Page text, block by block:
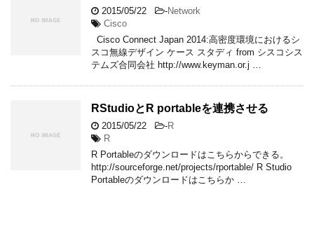
2015/05/22 -Network
Cisco
Cisco Connect Japan 2014:高密度環境におけるシ
スコ無線デザイン ケース スタディ from シスコシス
テムズ合同会社 http://www.keyman.or.j …
RStudioとR portableを連携させる
2015/05/22 -R
R
R Portableのダウンロードはこちらからできる。
http://sourceforge.net/projects/rportable/ R Studio
Portableのダウンロードはこちらか …